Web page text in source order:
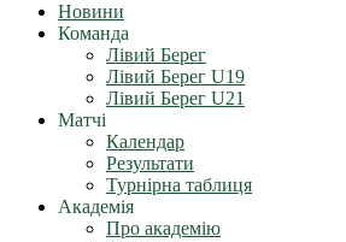
Новини
Команда
Лівий Берег
Лівий Берег U19
Лівий Берег U21
Матчі
Календар
Результати
Турнірна таблиця
Академія
Про академію